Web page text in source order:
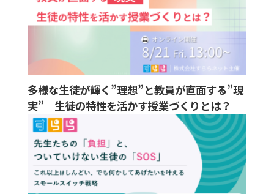
多様な生徒が輝く”理想”と教員が直面する”現
実” 生徒の特性を活かす授業づくりとは？